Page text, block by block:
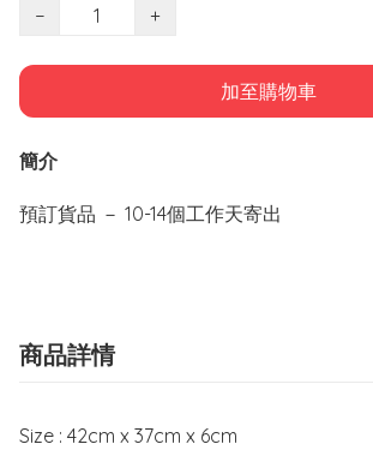
−
+
加至購物車
簡介
預訂貨品 － 10-14個工作天寄出
商品詳情
Size : 42cm x 37cm x 6cm